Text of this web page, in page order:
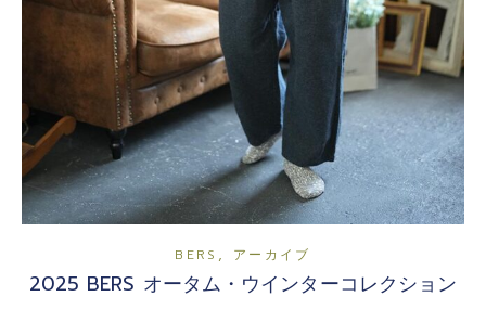
BERS , アーカイブ
2025 BERS オータム・ウインターコレクション